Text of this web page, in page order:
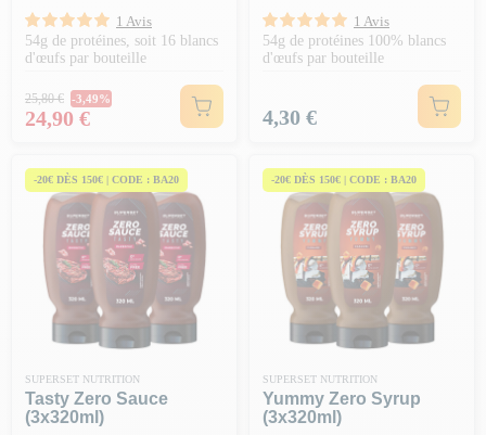
1 Avis
54g de protéines, soit 16 blancs
d'œufs par bouteille
Prix Normal
25,80 € -3,49%
Prix
24,90 €
1 Avis
54g de protéines 100% blancs
d'œufs par bouteille
Prix
4,30 €
-20€ DÈS 150€ | CODE : BA20
SUPERSET NUTRITION
Tasty Zero Sauce
(3x320ml)
-20€ DÈS 150€ | CODE : BA20
SUPERSET NUTRITION
Yummy Zero Syrup
(3x320ml)